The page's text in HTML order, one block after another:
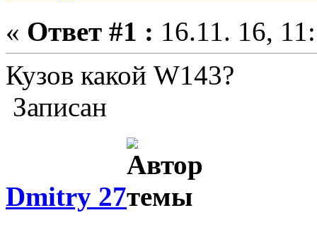
« Ответ #1 : 16.11. 16,
Кузов какой W143?
Записан
Dmitry 27